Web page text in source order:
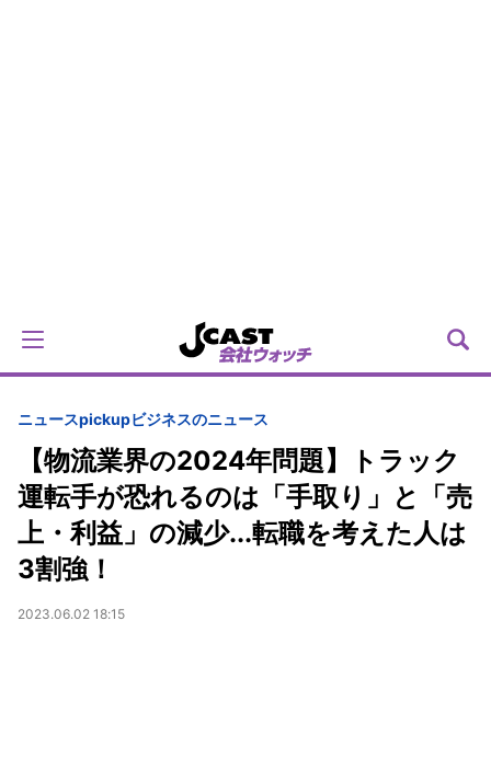
ニュースpickupビジネスのニュース
【物流業界の2024年問題】トラック
運転手が恐れるのは「手取り」と「売
上・利益」の減少...転職を考えた人は
3割強！
2023.06.02 18:15